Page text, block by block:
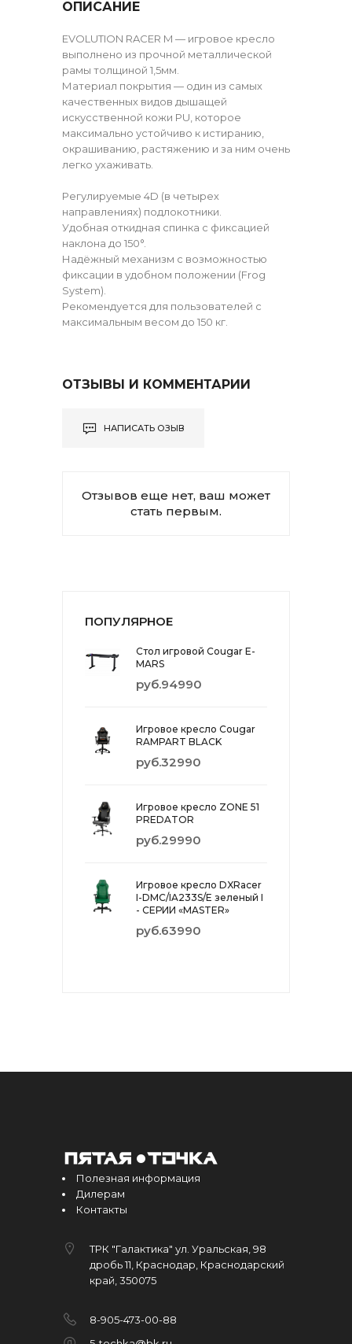
ОПИСАНИЕ
EVOLUTION RACER M — игровое кресло
выполнено из прочной металлической
рамы толщиной 1,5мм.
Материал покрытия — один из самых
качественных видов дышащей
искусственной кожи PU, которое
максимально устойчиво к истиранию,
окрашиванию, растяжению и за ним очень
легко ухаживать.
Регулируемые 4D (в четырех
направлениях) подлокотники.
Удобная откидная спинка с фиксацией
наклона до 150°.
Надёжный механизм с возможностью
фиксации в удобном положении (Frog
System).
Рекомендуется для пользователей с
максимальным весом до 150 кг.
ОТЗЫВЫ И КОММЕНТАРИИ
НАПИСАТЬ ОЗЫВ
Отзывов еще нет, ваш может
стать первым.
ПОПУЛЯРНОЕ
Стол игровой Cougar E-
MARS
руб.94990
Игровое кресло Cougar
RAMPART BLACK
руб.32990
Игровое кресло ZONE 51
PREDATOR
руб.29990
Игровое кресло DXRacer
I-DMC/IA233S/E зеленый I
- СЕРИИ «MASTER»
руб.63990
Полезная информация
Дилерам
Контакты
ТРК "Галактика" ул. Уральская, 98
дробь 11, Краснодар, Краснодарский
край, 350075
8-905-473-00-88